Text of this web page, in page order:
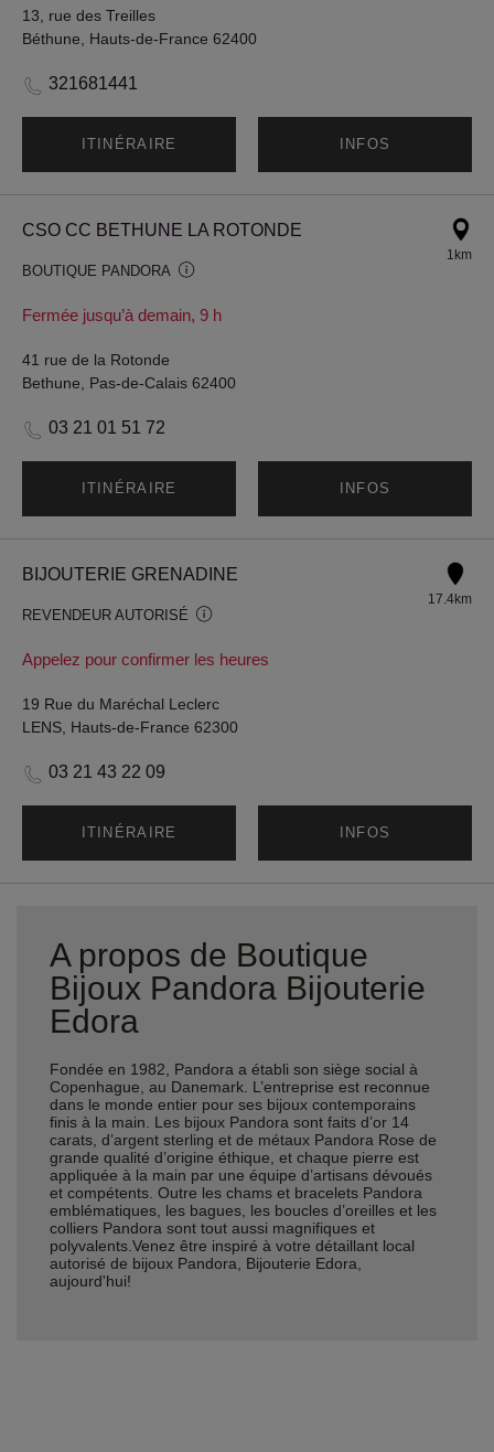
13, rue des Treilles
Béthune, Hauts-de-France 62400
321681441
ITINÉRAIRE INFOS
CSO CC BETHUNE LA ROTONDE
BOUTIQUE PANDORA
Fermée jusqu’à demain, 9 h
1km
41 rue de la Rotonde
Bethune, Pas-de-Calais 62400
03 21 01 51 72
ITINÉRAIRE INFOS
BIJOUTERIE GRENADINE
REVENDEUR AUTORISÉ
Appelez pour confirmer les heures
17.4km
19 Rue du Maréchal Leclerc
LENS, Hauts-de-France 62300
03 21 43 22 09
ITINÉRAIRE INFOS
A propos de Boutique
Bijoux Pandora Bijouterie
Edora
Fondée en 1982, Pandora a établi son siège social à
Copenhague, au Danemark. L’entreprise est reconnue
dans le monde entier pour ses bijoux contemporains
finis à la main. Les bijoux Pandora sont faits d’or 14
carats, d’argent sterling et de métaux Pandora Rose de
grande qualité d’origine éthique, et chaque pierre est
appliquée à la main par une équipe d’artisans dévoués
et compétents. Outre les chams et bracelets Pandora
emblématiques, les bagues, les boucles d’oreilles et les
colliers Pandora sont tout aussi magnifiques et
polyvalents.Venez être inspiré à votre détaillant local
autorisé de bijoux Pandora, Bijouterie Edora,
aujourd'hui!